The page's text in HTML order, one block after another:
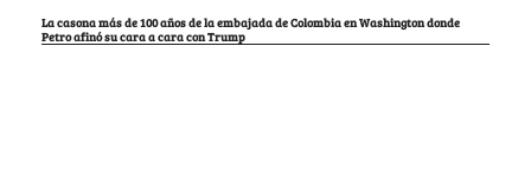
La casona más de 100 años de la embajada de Colombia en Washington donde
Petro afinó su cara a cara con Trump